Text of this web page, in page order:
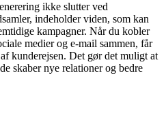
ikke slutter ved
indeholder viden, som kan
kampagner. Når du kobler
medier og e-mail sammen, får
kunderejsen. Det gør det muligt at
skaber nye relationer og bedre